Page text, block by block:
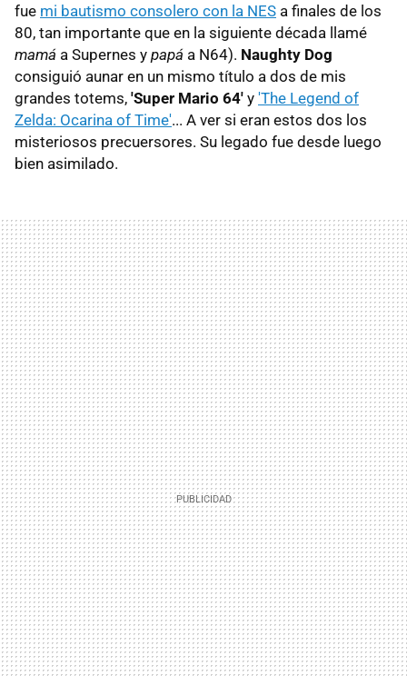
fue mi bautismo consolero con la NES a finales de los
80, tan importante que en la siguiente década llamé
mamá a Supernes y papá a N64). Naughty Dog
consiguió aunar en un mismo título a dos de mis
grandes totems, 'Super Mario 64' y 'The Legend of
Zelda: Ocarina of Time'... A ver si eran estos dos los
misteriosos precuersores. Su legado fue desde luego
bien asimilado.